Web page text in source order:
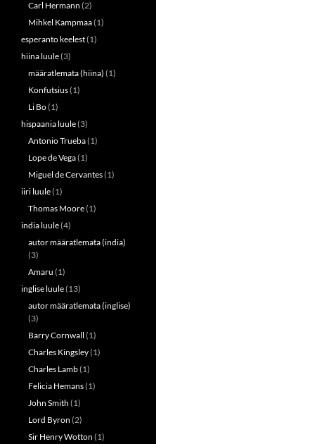
Carl Hermann (2)
Mihkel Kampmaa(1)
esperanto keelest(1)
hiina luule(3)
määratlemata (hiina) (1)
Konfutsius(1)
Li Bo(1)
hispaania luule(3)
Antonio Trueba(1)
Lope de Vega(1)
Miguel de Cervantes(1)
iiri luule(1)
Thomas Moore(1)
india luule(4)
autor määratlemata (india)
(3)
Amaru (1)
inglise luule(13)
autor määratlemata (inglise)
(3)
Barry Cornwall (1)
Charles Kingsley(1)
Charles Lamb(1)
Felicia Hemans(1)
John Smith (1)
Lord Byron (2)
Sir Henry Wotton (1)